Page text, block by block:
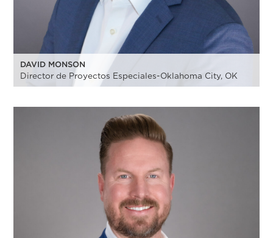
DAVID MONSON
Director de Proyectos Especiales-Oklahoma City, OK